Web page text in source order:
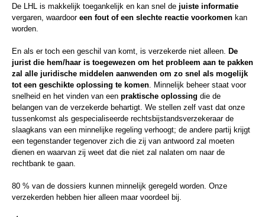
De LHL is makkelijk toegankelijk en kan snel de juiste informatie
vergaren, waardoor een fout of een slechte reactie voorkomen kan
worden.
En als er toch een geschil van komt, is verzekerde niet alleen. De
jurist die hem/haar is toegewezen om het probleem aan te pakken
zal alle juridische middelen aanwenden om zo snel als mogelijk
tot een geschikte oplossing te komen. Minnelijk beheer staat voor
snelheid en het vinden van een praktische oplossing die de
belangen van de verzekerde behartigt. We stellen zelf vast dat onze
tussenkomst als gespecialiseerde rechtsbijstandsverzekeraar de
slaagkans van een minnelijke regeling verhoogt; de andere partij krijgt
een tegenstander tegenover zich die zij van antwoord zal moeten
dienen en waarvan zij weet dat die niet zal nalaten om naar de
rechtbank te gaan.
80 % van de dossiers kunnen minnelijk geregeld worden. Onze
verzekerden hebben hier alleen maar voordeel bij.